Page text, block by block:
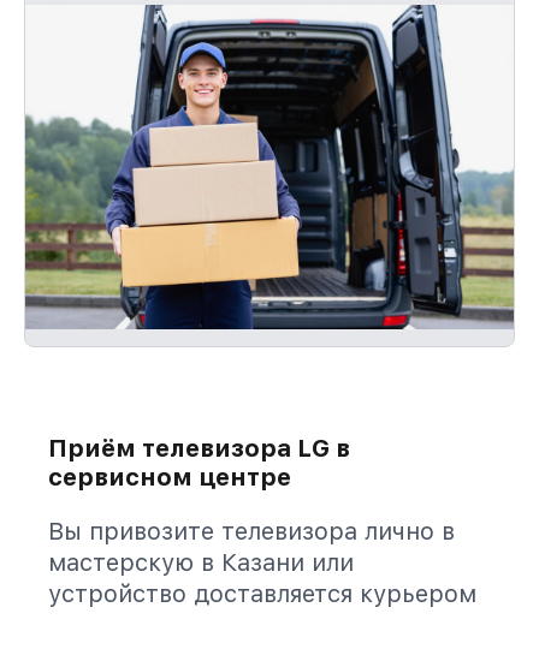
Приём телевизора LG в
сервисном центре
Вы привозите телевизора лично в
мастерскую в Казани или
устройство доставляется курьером